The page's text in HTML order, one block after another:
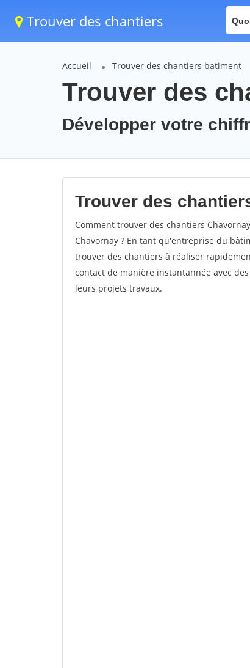
Trouver des chantiers
Accueil Trouver des chantiers batiment
Trouver des
Développer votre
Trouver des
Comment trouver des chantiers
Chavornay ? En tant qu'entreprise du
trouver des chantiers à réaliser
contact de manière instantannée avec
leurs projets travaux.